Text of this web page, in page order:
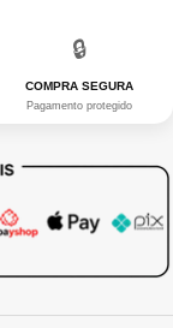
🔒
COMPRA SEGURA
Pagamento protegido